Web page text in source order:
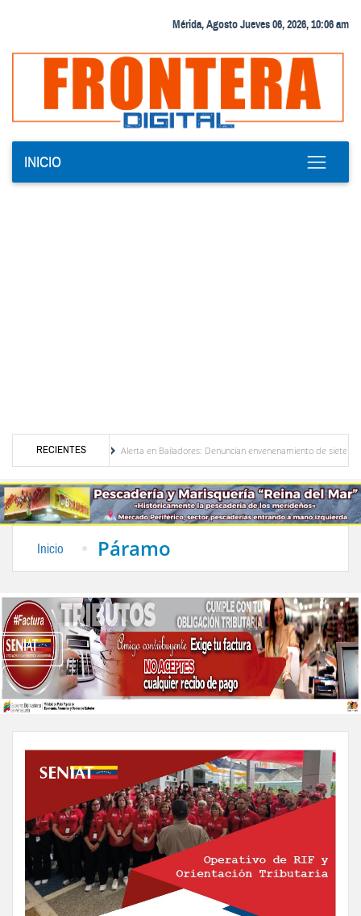
Mérida, Agosto Jueves 06, 2026, 10:06 am
INICIO
RECIENTESAlerta en Bailadores: Denuncian envenenamiento de siete mascotas en El
Inicio Páramo